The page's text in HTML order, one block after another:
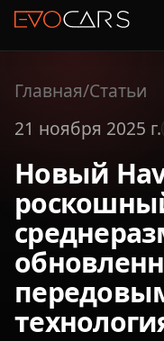
Главная/Статьи
21 ноября 2025 г.
Новый